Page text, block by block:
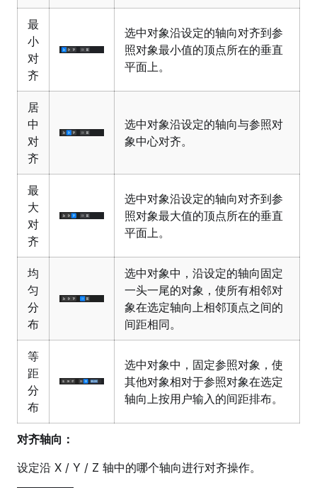
最
小
对
齐
选中对象沿设定的轴向对齐到参
照对象最小值的顶点所在的垂直
平面上。
居
中
对
齐
选中对象沿设定的轴向与参照对
象中心对齐。
最
大
对
齐
选中对象沿设定的轴向对齐到参
照对象最大值的顶点所在的垂直
平面上。
均
匀
分
布
选中对象中，沿设定的轴向固定
一头一尾的对象，使所有相邻对
象在选定轴向上相邻顶点之间的
间距相同。
等
距
分
布
选中对象中，固定参照对象，使
其他对象相对于参照对象在选定
轴向上按用户输入的间距排布。
对齐轴向：
设定沿 X / Y / Z 轴中的哪个轴向进行对齐操作。